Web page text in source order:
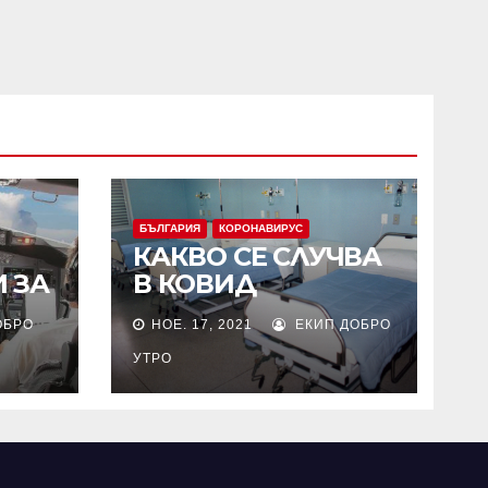
ЗА
БЪЛГАРИЯ КОРОНАВИРУС
КАКВО СЕ СЛУЧВА
В КОВИД
ОТДЕЛЕНИЯТА НА
БОЛНИЦИТЕ?
НОЕ. 17, 2021 ЕКИП ДОБРО
УТРО